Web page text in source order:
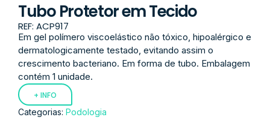
Tubo Protetor em Tecido
REF: ACP917
Em gel polímero viscoelástico não tóxico, hipoalérgico e
dermatologicamente testado, evitando assim o
crescimento bacteriano. Em forma de tubo. Embalagem
contém 1 unidade.
+ INFO
Categorias: Podologia